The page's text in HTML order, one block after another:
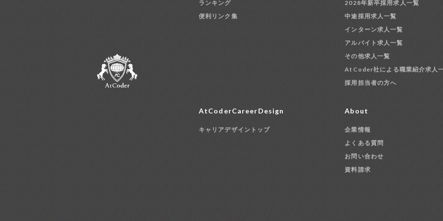
ランキング
便利リンク集
2028年新卒採用求人一覧
中途採用求人一覧
インターン求人一覧
アルバイト求人一覧
その他求人一覧
AtCoder社による職業紹介求人
採用担当者の方へ
AtCoderCareerDesign
キャリアデザイントップ
About
企業情報
よくある質問
お問い合わせ
資料請求